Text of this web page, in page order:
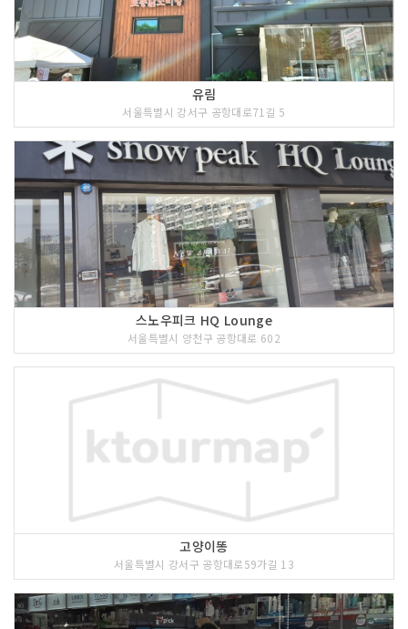
유림
서울특별시 강서구 공항대로71길 5
스노우피크 HQ Lounge
서울특별시 양천구 공항대로 602
고양이똥
서울특별시 강서구 공항대로59가길 13